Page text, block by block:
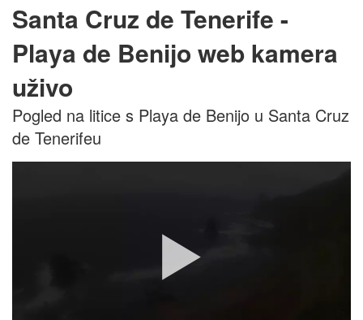
Santa Cruz de Tenerife -
Playa de Benijo web kamera
uživo
Pogled na litice s Playa de Benijo u Santa Cruz
de Tenerifeu